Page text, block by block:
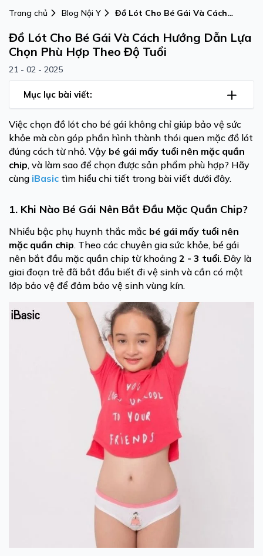
Trang chủ Blog Nội Y
Đồ Lót Cho Bé Gái Và Cách
Theo Độ Tuổi
Đồ Lót Cho Bé Gái Và Cách Hướng Dẫn Lựa
Chọn Phù Hợp Theo Độ Tuổi
21 - 02 - 2025
Mục lục bài viết:
Việc chọn đồ lót cho bé gái không chỉ giúp bảo vệ sức
khỏe mà còn góp phần hình thành thói quen mặc đồ lót
đúng cách từ nhỏ. Vậy bé gái mấy tuổi nên mặc quần
chip, và làm sao để chọn được sản phẩm phù hợp? Hãy
cùng iBasic tìm hiểu chi tiết trong bài viết dưới đây.
1. Khi Nào Bé Gái Nên Bắt Đầu Mặc Quần Chip?
Nhiều bậc phụ huynh thắc mắc bé gái mấy tuổi nên
mặc quần chip. Theo các chuyên gia sức khỏe, bé gái
nên bắt đầu mặc quần chip từ khoảng 2 - 3 tuổi. Đây là
giai đoạn trẻ đã bắt đầu biết đi vệ sinh và cần có một
lớp bảo vệ để đảm bảo vệ sinh vùng kín.